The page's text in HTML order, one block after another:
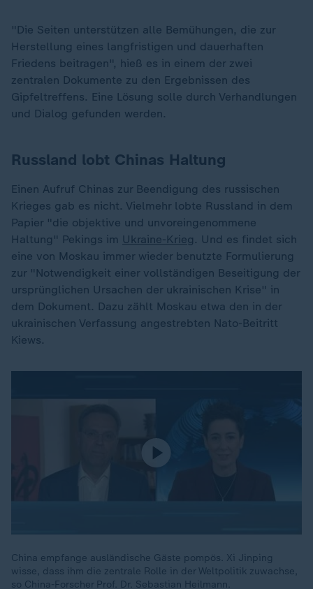
"Die Seiten unterstützen alle Bemühungen, die zur
Herstellung eines langfristigen und dauerhaften
Friedens beitragen", hieß es in einem der zwei
zentralen Dokumente zu den Ergebnissen des
Gipfeltreffens. Eine Lösung solle durch Verhandlungen
und Dialog gefunden werden.
Russland lobt Chinas Haltung
Einen Aufruf Chinas zur Beendigung des russischen
Krieges gab es nicht. Vielmehr lobte Russland in dem
Papier "die objektive und unvoreingenommene
Haltung" Pekings im Ukraine-Krieg . Und es findet sich
eine von Moskau immer wieder benutzte Formulierung
zur "Notwendigkeit einer vollständigen Beseitigung der
ursprünglichen Ursachen der ukrainischen Krise" in
dem Dokument. Dazu zählt Moskau etwa den in der
ukrainischen Verfassung angestrebten Nato-Beitritt
Kiews.
China empfange ausländische Gäste pompös. Xi Jinping
wisse, dass ihm die zentrale Rolle in der Weltpolitik zuwachse,
so China-Forscher Prof. Dr. Sebastian Heilmann.